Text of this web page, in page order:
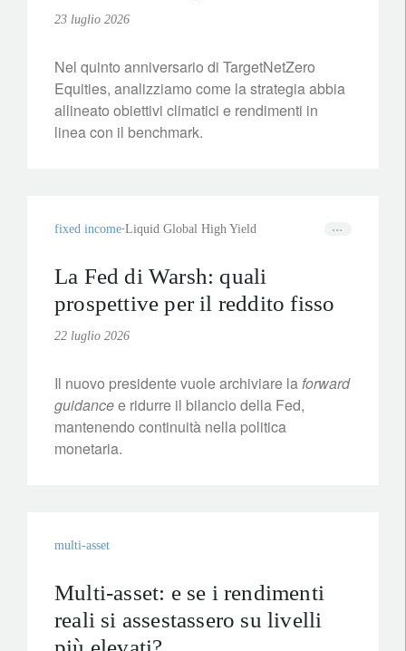
23 luglio 2026
Nel quinto anniversario di TargetNetZero
Equities, analizziamo come la strategia abbia
allineato obiettivi climatici e rendimenti in
linea con il benchmark.
fixed income Liquid Global High Yield
La Fed di Warsh: quali
prospettive per il reddito fisso
22 luglio 2026
Il nuovo presidente vuole archiviare laforward
guidancee ridurre il bilancio della Fed,
mantenendo continuità nella politica
monetaria.
multi-asset
Multi-asset: e se i rendimenti
reali si assestassero su livelli